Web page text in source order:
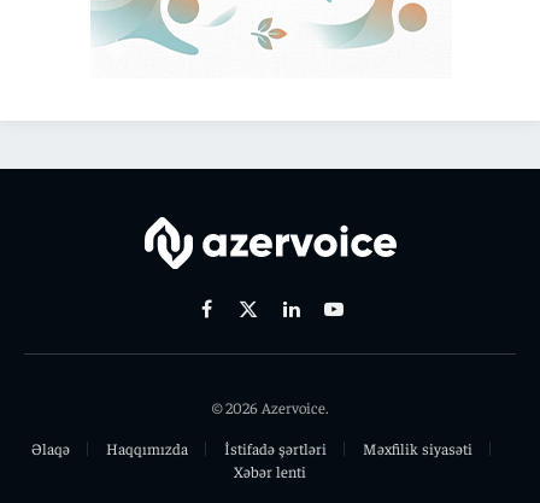
Facebook
X
LinkedinYoutube
© 2026 Azervoice.
Əlaqə
Haqqımızda İstifadə şərtləri
Məxfilik siyasəti
Xəbər lenti